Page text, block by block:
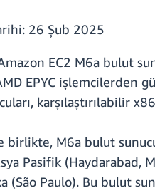
26 Şub 2025
EC2 M6a bulut
EPYC işlemcilerden
karşılaştırılabilir
birlikte, M6a bulut
Pasifik (Haydarabad,
(São Paulo). Bu bulut